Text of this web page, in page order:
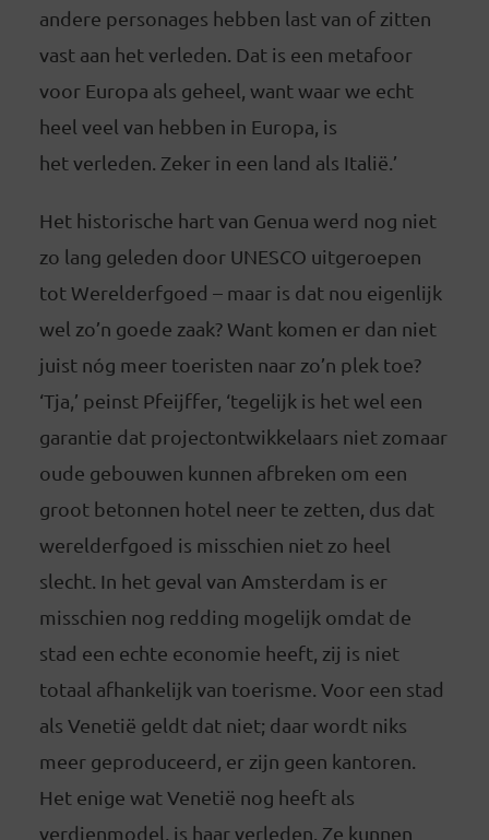
andere personages hebben last van of zitten
vast aan het verleden. Dat is een metafoor
voor Europa als geheel, want waar we echt
heel veel van hebben in Europa, is
het verleden. Zeker in een land als Italië.’
Het historische hart van Genua werd nog niet
zo lang geleden door UNESCO uitgeroepen
tot Werelderfgoed – maar is dat nou eigenlijk
wel zo’n goede zaak? Want komen er dan niet
juist nóg meer toeristen naar zo’n plek toe?
‘Tja,’ peinst Pfeijffer, ‘tegelijk is het wel een
garantie dat projectontwikkelaars niet zomaar
oude gebouwen kunnen afbreken om een
groot betonnen hotel neer te zetten, dus dat
werelderfgoed is misschien niet zo heel
slecht. In het geval van Amsterdam is er
misschien nog redding mogelijk omdat de
stad een echte economie heeft, zij is niet
totaal afhankelijk van toerisme. Voor een stad
als Venetië geldt dat niet; daar wordt niks
meer geproduceerd, er zijn geen kantoren.
Het enige wat Venetië nog heeft als
verdienmodel, is haar verleden. Ze kunnen